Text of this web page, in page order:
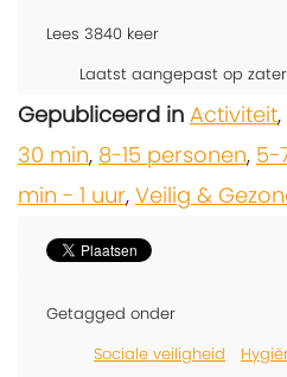
Lees 3840 keer
Laatst aangepast op
Gepubliceerd in Activiteit,
30 min, 8-15 personen, 5-
min - 1 uur, Veilig &
Getagged onder
Sociale veiligheid